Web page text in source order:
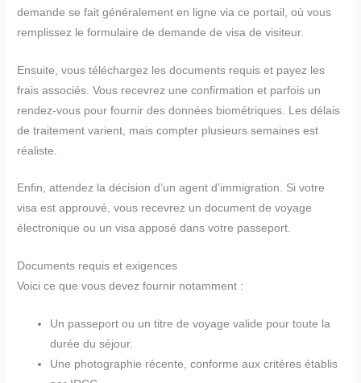
demande se fait généralement en ligne via ce portail, où vous
remplissez le formulaire de demande de visa de visiteur.
Ensuite, vous téléchargez les documents requis et payez les
frais associés. Vous recevrez une confirmation et parfois un
rendez-vous pour fournir des données biométriques. Les délais
de traitement varient, mais compter plusieurs semaines est
réaliste.
Enfin, attendez la décision d’un agent d’immigration. Si votre
visa est approuvé, vous recevrez un document de voyage
électronique ou un visa apposé dans votre passeport.
Documents requis et exigences
Voici ce que vous devez fournir notamment :
Un passeport ou un titre de voyage valide pour toute la
durée du séjour.
Une photographie récente, conforme aux critères établis